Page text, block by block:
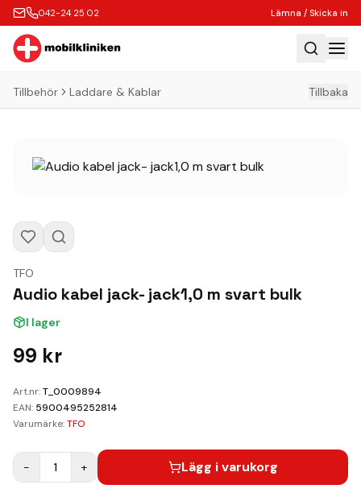
042-24 25 02 Lämna / Skicka in
Hem
Köp
Lämna / Skicka in
Företagskunder
Butik
Kundvagn
Tillbehör Laddare & Kablar Tillbaka
TFO
Audio kabel jack- jack1,0 m svart bulk
I lager
99 kr
Art.nr:T_0009894
EAN: 5900495252814
Varumärke:TFO
− 1 + Lägg i varukorg